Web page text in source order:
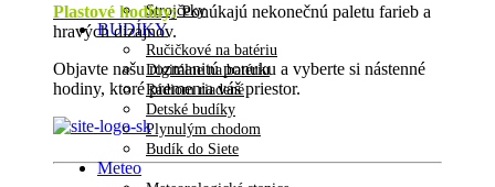
Strojčeky
BUDÍKY
Ručičkové na batériu
Digitálne na batériu
Rádiom riadené
Detské budíky
Plynulým chodom
Budík do Siete
Meteo
Plastové hodiny:Ponúkajú nekonečnú paletu farieb a
hravých dizajnov.
Objavte našu rozmanitú ponuku a vyberte si nástenné
hodiny, ktoré premenia váš priestor.